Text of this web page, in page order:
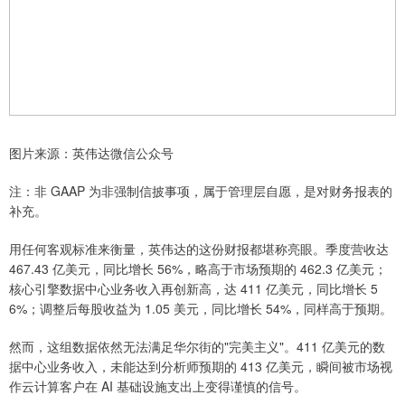
图片来源：英伟达微信公众号
注：非 GAAP 为非强制信披事项，属于管理层自愿，是对财务报表的
补充。
用任何客观标准来衡量，英伟达的这份财报都堪称亮眼。季度营收达
467.43 亿美元，同比增长 56%，略高于市场预期的 462.3 亿美元；
核心引擎数据中心业务收入再创新高，达 411 亿美元，同比增长 5
6%；调整后每股收益为 1.05 美元，同比增长 54%，同样高于预期。
然而，这组数据依然无法满足华尔街的"完美主义"。411 亿美元的数
据中心业务收入，未能达到分析师预期的 413 亿美元，瞬间被市场视
作云计算客户在 AI 基础设施支出上变得谨慎的信号。